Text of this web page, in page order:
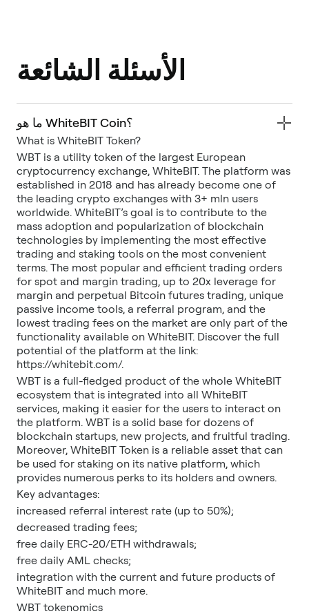
الأسئلة الشائعة
ما هو WhiteBIT Coin؟
What is WhiteBIT Token?
WBT is a utility token of the largest European
cryptocurrency exchange, WhiteBIT. The platform was
established in 2018 and has already become one of
the leading crypto exchanges with 3+ mln users
worldwide. WhiteBIT’s goal is to contribute to the
mass adoption and popularization of blockchain
technologies by implementing the most effective
trading and staking tools on the most convenient
terms. The most popular and efficient trading orders
for spot and margin trading, up to 20x leverage for
margin and perpetual Bitcoin futures trading, unique
passive income tools, a referral program, and the
lowest trading fees on the market are only part of the
functionality available on WhiteBIT. Discover the full
potential of the platform at the link:
https://whitebit.com/.
WBT is a full-fledged product of the whole WhiteBIT
ecosystem that is integrated into all WhiteBIT
services, making it easier for the users to interact on
the platform. WBT is a solid base for dozens of
blockchain startups, new projects, and fruitful trading.
Moreover, WhiteBIT Token is a reliable asset that can
be used for staking on its native platform, which
provides numerous perks to its holders and owners.
Key advantages:
increased referral interest rate (up to 50%);
decreased trading fees;
free daily ERC-20/ETH withdrawals;
free daily AML checks;
integration with the current and future products of
WhiteBIT and much more.
WBT tokenomics